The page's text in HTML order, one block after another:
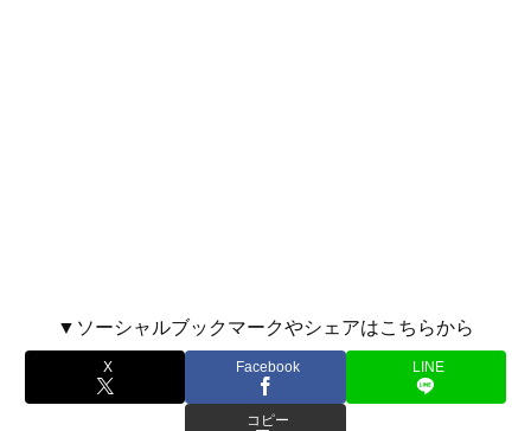
▼ソーシャルブックマークやシェアはこちらから
X Facebook LINE
コピー